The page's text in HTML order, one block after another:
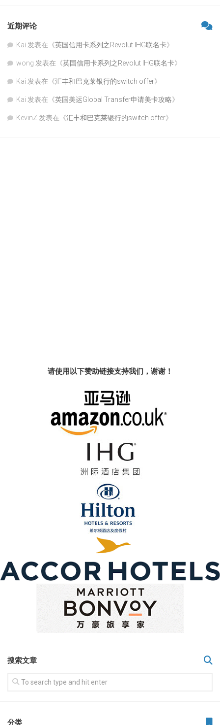
近期评论
Kai 发表在《英国信用卡系列之Revolut IHG联名卡》
wong 发表在《英国信用卡系列之Revolut IHG联名卡》
Kai 发表在《汇丰和巴克莱银行的switch offer》
Kai 发表在《英国美运Global Transfer申请美卡攻略》
KevinZ 发表在《汇丰和巴克莱银行的switch offer》
请使用以下赞助链接支持我们，谢谢！
搜索文章
分类